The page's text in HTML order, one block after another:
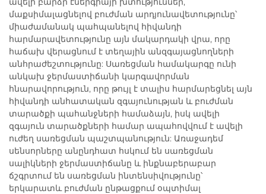
մաքսիմալացնելով բուժման արդյունավետությունը՝
միաժամանակ պահպանելով հիվանդի
հարմարավետությունը այն մակարդակի վրա, որը
հաճախ վերացնում է տեղային անզգայացնողների
անհրաժեշտությունը: Սառեցման համակարգը ունի
անկախ ջերմաստիճանի կարգավորման
հնարավորություն, որը թույլ է տալիս հարմարեցնել այն
հիվանդի անհատական զգայունության և բուժման
տարածքի պահանջների համաձայն, իսկ ավելի
զգայուն տարածքների համար ապահովվում է ավելի
ուժեղ սառեցման պաշտպանություն: Առաջադեմ
սենսորները անընդհատ հսկում են սառեցման
սալիկների ջերմաստիճանը և ինքնաբերաբար
ճշգրտում են սառեցման ինտենսիվությունը՝
երկարատև բուժման ընթացքում օպտիմալ